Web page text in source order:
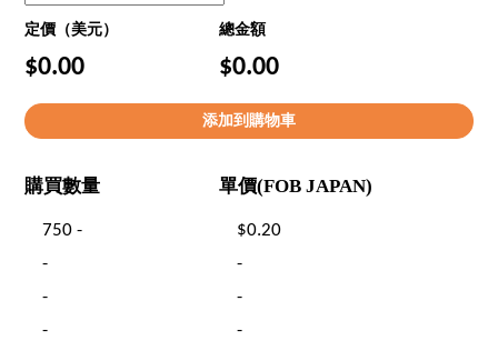
定價（美元） 總金額
$0.00 $0.00
購買數量 單價(FOB JAPAN)
750 -
$0.20
-
-
-
-
-
-